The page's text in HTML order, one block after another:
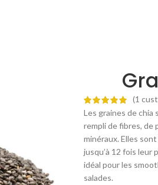
(1
Les graines de
rempli de fibres, de
minéraux. Elles
jusqu’à 12 fois leur
idéal pour les
salades.